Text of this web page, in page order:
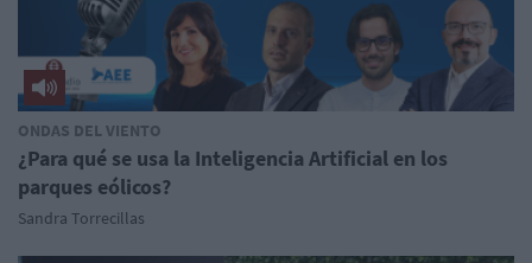
ONDAS DEL VIENTO
¿Para qué se usa la Inteligencia Artificial en los
parques eólicos?
Sandra Torrecillas